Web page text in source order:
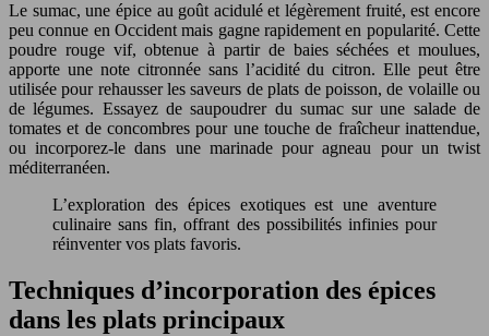
Le sumac, une épice au goût acidulé et légèrement fruité, est encore
peu connue en Occident mais gagne rapidement en popularité. Cette
poudre rouge vif, obtenue à partir de baies séchées et moulues,
apporte une note citronnée sans l’acidité du citron. Elle peut être
utilisée pour rehausser les saveurs de plats de poisson, de volaille ou
de légumes. Essayez de saupoudrer du sumac sur une salade de
tomates et de concombres pour une touche de fraîcheur inattendue,
ou incorporez-le dans une marinade pour agneau pour un twist
méditerranéen.
L’exploration des épices exotiques est une aventure
culinaire sans fin, offrant des possibilités infinies pour
réinventer vos plats favoris.
Techniques d’incorporation des épices
dans les plats principaux